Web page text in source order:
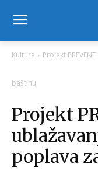
Kultura Projekt
baštinu
Projekt
poplava